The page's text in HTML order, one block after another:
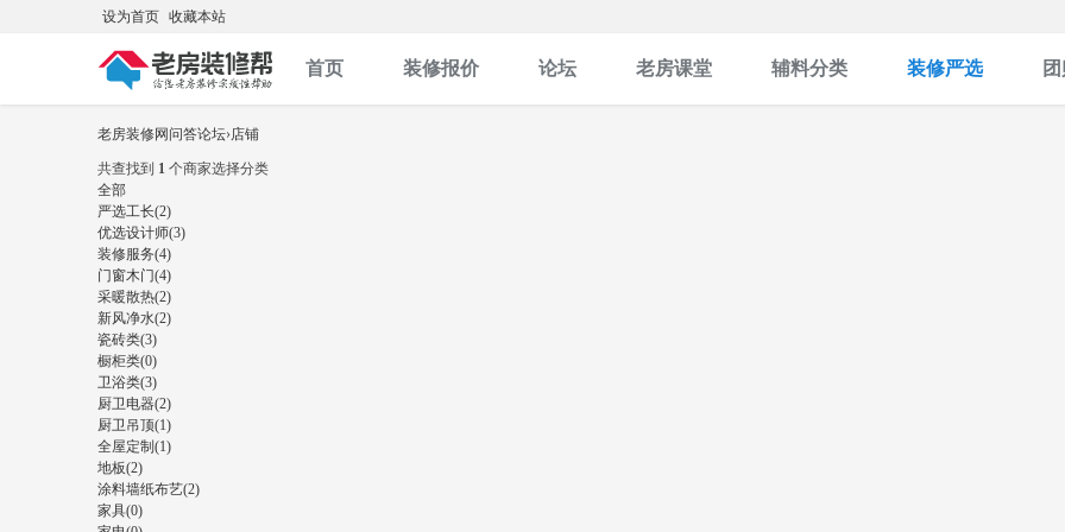
设为首页 收藏本站
首页 装修报价 论坛 老房课堂 辅料分类 装修严选
老房装修网问答论坛›店铺
共查找到 1 个商家选择分类
全部
严选工长(2)
优选设计师(3)
装修服务(4)
门窗木门(4)
采暖散热(2)
新风净水(2)
瓷砖类(3)
橱柜类(0)
卫浴类(3)
厨卫电器(2)
厨卫吊顶(1)
全屋定制(1)
地板(2)
涂料墙纸布艺(2)
家具(0)